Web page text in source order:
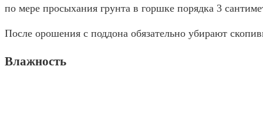
по мере просыхания грунта в горшке порядка 3
После орошения с поддона обязательно убирают
Влажность